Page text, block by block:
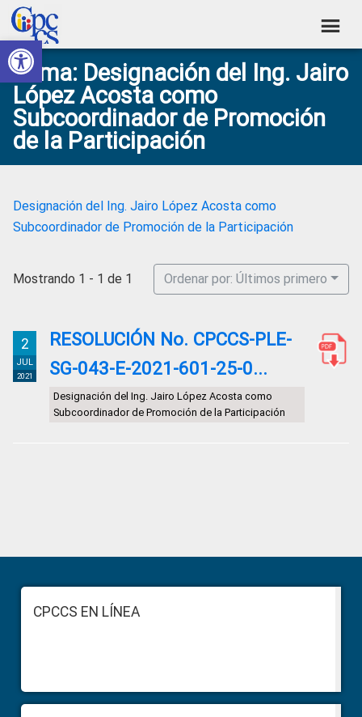
Abrir barra de herramientas
Skip
to
primary
navigation
Skip
to
main
content
Skip
to
primary
sidebar
Skip
to
footer
Consejo
de
Participación
Ciudadana
y
Social
Construyendo
Poder
Ciudadano
Tema: Designación del Ing. Jairo
López Acosta como
Subcoordinador de Promoción
de la Participación
Designación del Ing. Jairo López Acosta como
Subcoordinador de Promoción de la Participación
Mostrando 1 - 1 de 1 Ordenar por: Últimos primero
2
JUL
2021
RESOLUCIÓN No. CPCCS-PLE-
SG-043-E-2021-601-25-0...
Designación del Ing. Jairo López Acosta como
Subcoordinador de Promoción de la Participación
Sidebar
FooterCPCCS EN LÍNEA